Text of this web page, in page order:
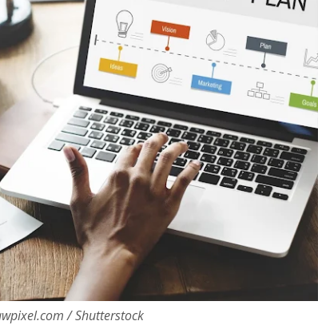
/ Shutterstock